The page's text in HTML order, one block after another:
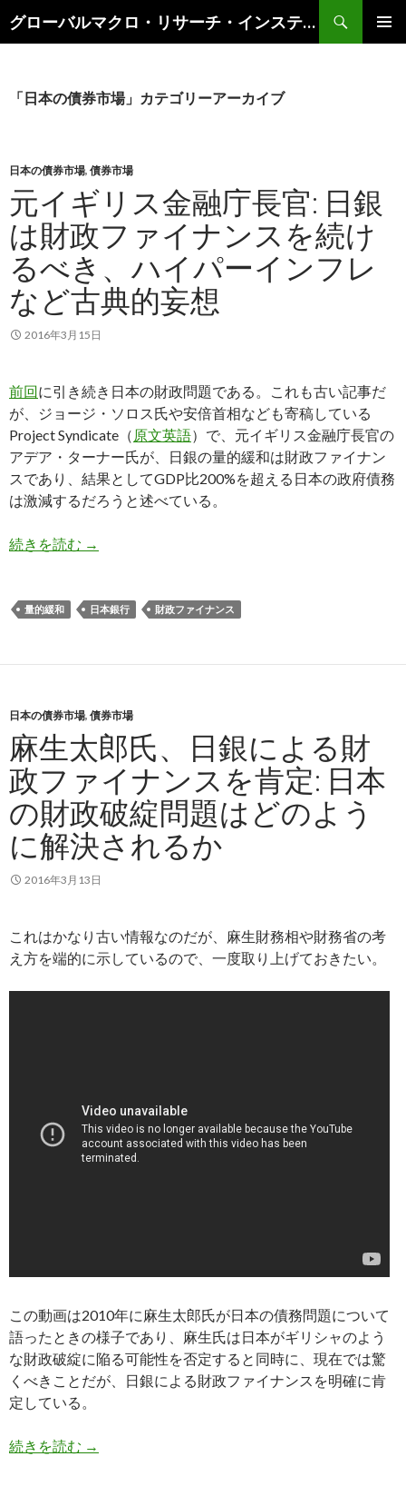
グローバルマクロ・リサーチ・インスティテュート
索
ン
キ
ッ
プ
「日本の債券市場」カテゴリーアーカイブ
日本の債券市場, 債券市場
元イギリス金融庁長官: 日銀
は財政ファイナンスを続け
るべき、ハイパーインフレ
など古典的妄想
2016年3月15日
前回に引き続き日本の財政問題である。これも古い記事だ
が、ジョージ・ソロス氏や安倍首相なども寄稿している
Project Syndicate（ 原文英語）で、元イギリス金融庁長官の
アデア・ターナー氏が、日銀の量的緩和は財政ファイナン
スであり、結果としてGDP比200%を超える日本の政府債務
は激減するだろうと述べている。
続きを読む 元イギリス金融庁長官: 日銀は財政ファイナン
→
量的緩和 日本銀行 財政ファイナンス
日本の債券市場, 債券市場
麻生太郎氏、日銀による財
政ファイナンスを肯定: 日本
の財政破綻問題はどのよう
に解決されるか
2016年3月13日
これはかなり古い情報なのだが、麻生財務相や財務省の考
え方を端的に示しているので、一度取り上げておきたい。
この動画は2010年に麻生太郎氏が日本の債務問題について
語ったときの様子であり、麻生氏は日本がギリシャのよう
な財政破綻に陥る可能性を否定すると同時に、現在では驚
くべきことだが、日銀による財政ファイナンスを明確に肯
定している。
続きを読む 麻生太郎氏、日銀による財政ファイナンスを肯
→